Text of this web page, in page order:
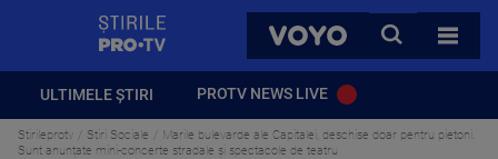
VOYO
CAUTA
TOATE
ULTIMELE ȘTIRI PROTV NEWS LIVE
Stirileprotv Stiri Sociale
Marile bulevarde ale Capitalei, deschise doar pentru pietoni.
Sunt anunțate mini-concerte stradale și spectacole de teatru